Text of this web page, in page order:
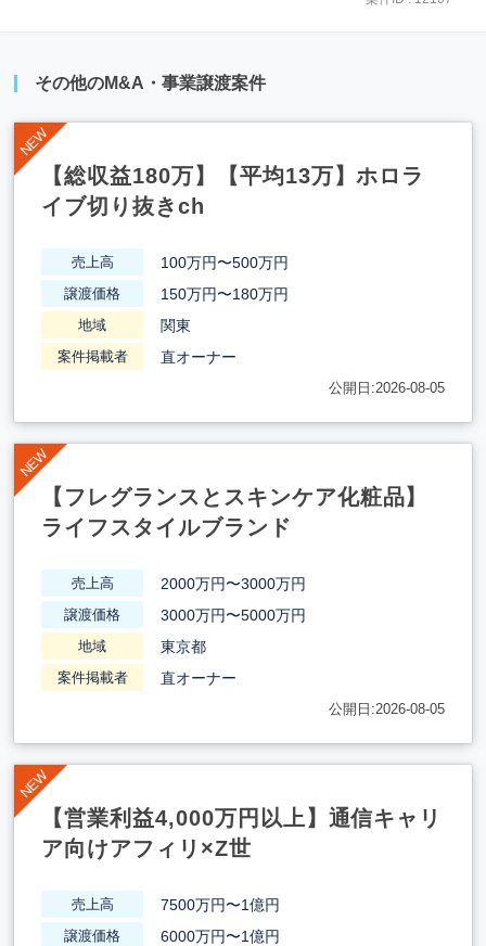
その他のM&A・事業譲渡案件
【総収益180万】【平均13万】ホロラ
イブ切り抜きch
売上高 100万円〜500万円
譲渡価格 150万円〜180万円
地域 関東
案件掲載者 直オーナー
公開日:2026-08-05
【フレグランスとスキンケア化粧品】
ライフスタイルブランド
売上高 2000万円〜3000万円
譲渡価格 3000万円〜5000万円
地域 東京都
案件掲載者 直オーナー
公開日:2026-08-05
【営業利益4,000万円以上】通信キャリ
ア向けアフィリ×Z世
売上高 7500万円〜1億円
譲渡価格 6000万円〜1億円